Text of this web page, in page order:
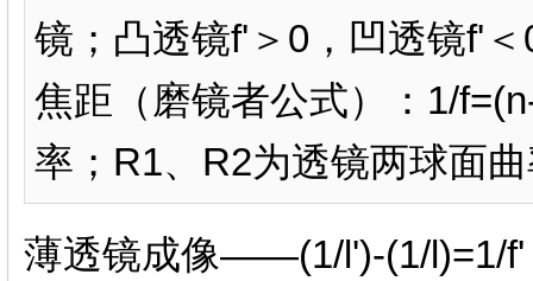
镜；凸透镜f'＞0，凹透镜f'
焦距（磨镜者公式）：1/
率；R1、R2为透镜两球面
薄透镜成像——(1/l')-(1/l)=1/f'